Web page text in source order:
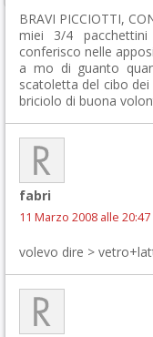
BRAVI PICCIOTTI,
miei 3/4
conferisco nelle
a mo di guanto
scatoletta del cibo
briciolo di buona
fabri
11 Marzo 2008 alle 20:47
volevo dire >